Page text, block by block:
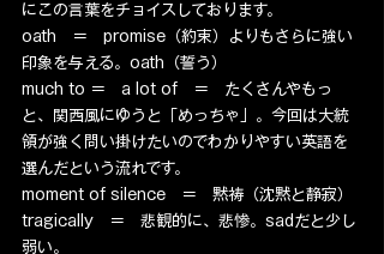
にこの言葉をチョイスしております。
oath　＝　promise（約束）よりもさらに強い
印象を与える。oath（誓う）
much to ＝　a lot of　＝　たくさんやもっ
と、関西風にゆうと「めっちゃ」。今回は大統
領が強く問い掛けたいのでわかりやすい英語を
選んだという流れです。
moment of silence　＝　黙祷（沈黙と静寂）
tragically　＝　悲観的に、悲惨。sadだと少し
弱い。